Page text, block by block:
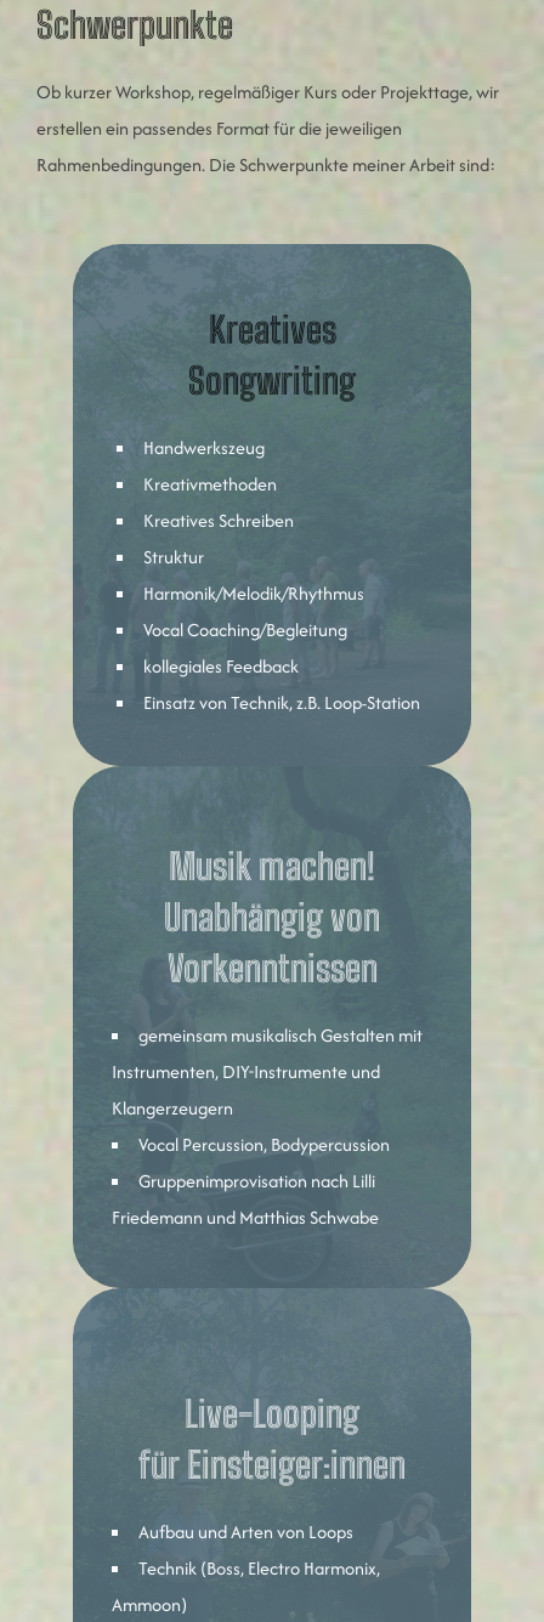
Schwerpunkte
Ob kurzer Workshop, regelmäßiger Kurs oder Projekttage, wir
erstellen ein passendes Format für die jeweiligen
Rahmenbedingungen. Die Schwerpunkte meiner Arbeit sind:
Kreatives
Songwriting
Handwerkszeug
Kreativmethoden
Kreatives Schreiben
Struktur
Harmonik/Melodik/Rhythmus
Vocal Coaching/Begleitung
kollegiales Feedback
Einsatz von Technik, z.B. Loop-Station
Musik machen!
Unabhängig von
Vorkenntnissen
gemeinsam musikalisch Gestalten mit
Instrumenten, DIY-Instrumente und
Klangerzeugern
Vocal Percussion, Bodypercussion
Gruppenimprovisation nach Lilli
Friedemann und Matthias Schwabe
Live-Looping
für Einsteiger:innen
Aufbau und Arten von Loops
Technik (Boss, Electro Harmonix,
Ammoon)